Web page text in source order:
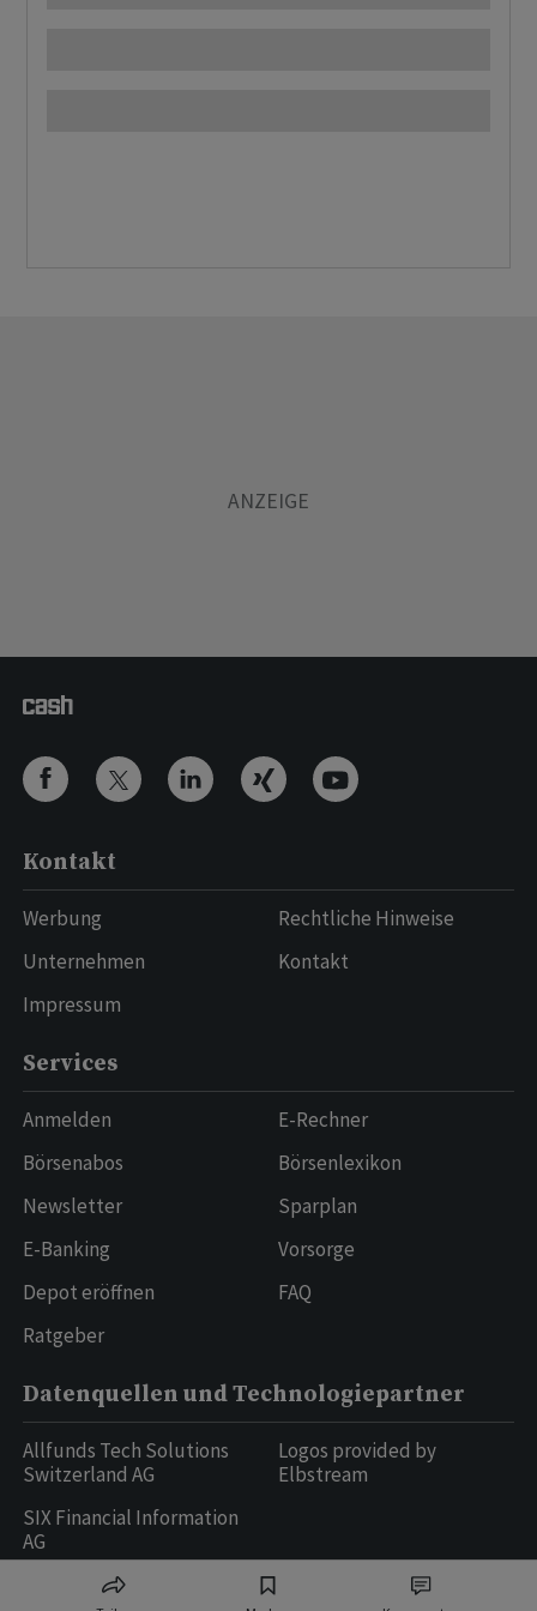
Kontakt
Werbung
Unternehmen
Impressum
Rechtliche Hinweise
Kontakt
Services
Anmelden
Börsenabos
Newsletter
E-Banking
Depot eröffnen
Ratgeber
E-Rechner
Börsenlexikon
Sparplan
Vorsorge
FAQ
Datenquellen und Technologiepartner
Allfunds Tech Solutions
Switzerland AG
SIX Financial Information
AG
Logos provided by
Elbstream